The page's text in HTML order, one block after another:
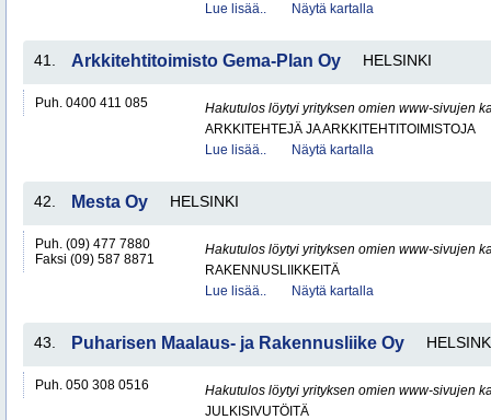
Lue lisää..
Näytä kartalla
41. Arkkitehtitoimisto Gema-Plan Oy HELSINKI
Puh. 0400 411 085
Hakutulos löytyi yrityksen omien www-sivujen
ARKKITEHTEJÄ JA ARKKITEHTITOIMISTOJA
Lue lisää..
Näytä kartalla
42. Mesta Oy HELSINKI
Puh. (09) 477 7880
Faksi (09) 587 8871
Hakutulos löytyi yrityksen omien www-sivujen
RAKENNUSLIIKKEITÄ
Lue lisää..
Näytä kartalla
43. Puharisen Maalaus- ja Rakennusliike Oy
Puh. 050 308 0516
Hakutulos löytyi yrityksen omien www-sivujen
JULKISIVUTÖITÄ